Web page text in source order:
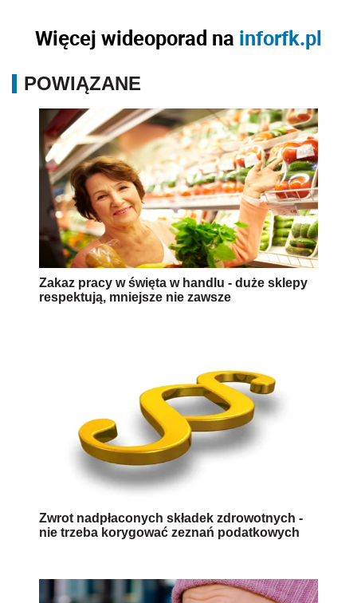
Więcej wideoporad na inforfk.pl
POWIĄZANE
Zakaz pracy w święta w handlu - duże sklepy
respektują, mniejsze nie zawsze
Zwrot nadpłaconych składek zdrowotnych -
nie trzeba korygować zeznań podatkowych